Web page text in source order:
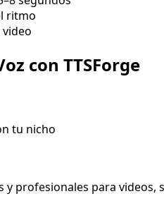
ritmo
con TTSForge
tu nicho
y profesionales para videos,